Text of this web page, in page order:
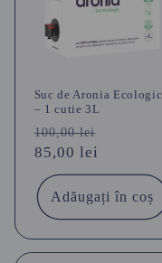
Suc de Aronia Ecologic
– 1 cutie 3L
Preț
obișnuit
100,00 lei
85,00 lei
Adăugați în coș